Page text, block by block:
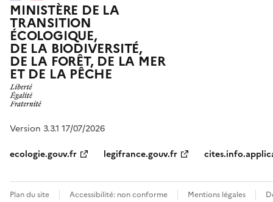
MINISTÈRE DE LA
TRANSITION
ÉCOLOGIQUE,
DE LA BIODIVERSITÉ,
DE LA FORÊT, DE LA MER
ET DE LA PÊCHE
Version 3.3.1 17/07/2026
ecologie.gouv.fr
legifrance.gouv.fr
Plan du site Accessibilité: non conforme Mentions légales